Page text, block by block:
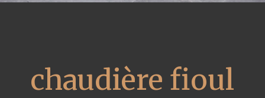
chaudière fioul